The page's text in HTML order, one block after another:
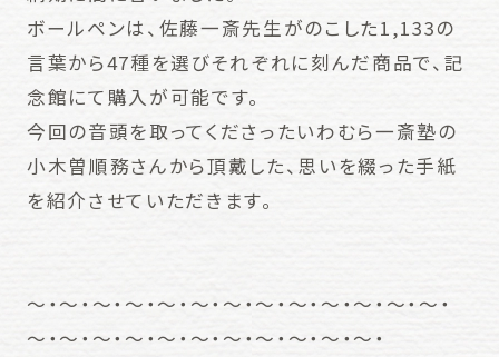
ボールペンは、佐藤一斎先生がのこした1,133の
言葉から47種を選びそれぞれに刻んだ商品で、記
念館にて購入が可能です。
今回の音頭を取ってくださったいわむら一斎塾の
小木曽順務さんから頂戴した、思いを綴った手紙
を紹介させていただきます。
〜・〜・〜・〜・〜・〜・〜・〜・〜・〜・〜・〜・〜・
〜・〜・〜・〜・〜・〜・〜・〜・〜・〜・〜・